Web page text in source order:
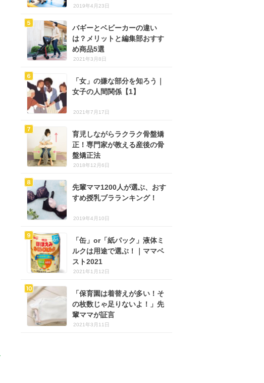
2019年4月23日
バギーとベビーカーの違い
は？メリットと編集部おすす
め商品5選
2021年3月8日
「女」の嫌な部分を知ろう｜
女子の人間関係【1】
2021年7月17日
育児しながらラクラク骨盤矯
正！専門家が教える産後の骨
盤矯正法
2018年12月6日
先輩ママ1200人が選ぶ、おす
すめ授乳ブラランキング！
2019年4月10日
「缶」or「紙パック」液体ミ
ルクは用途で選ぶ！｜ママベ
スト2021
2021年1月12日
「保育園は着替えが多い！そ
の枚数じゃ足りないよ！」先
輩ママが証言
2021年3月11日